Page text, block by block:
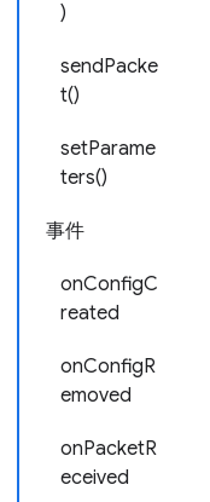
)
sendPacke
t()
setParame
ters()
事件
onConfigC
reated
onConfigR
emoved
onPacketR
eceived